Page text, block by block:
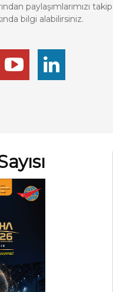
paylaşımlarımızı takip
bilgi alabilirsiniz.